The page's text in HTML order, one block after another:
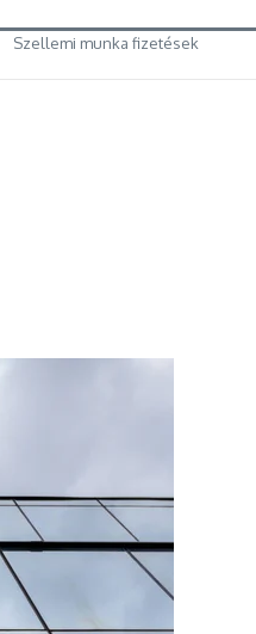
Szellemi munka fizetések